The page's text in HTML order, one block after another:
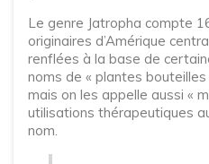
Le genre Jatropha compte
originaires d’Amérique
renflées à la base de
noms de « plantes bouteilles
mais on les appelle aussi «
utilisations thérapeutiques
nom.